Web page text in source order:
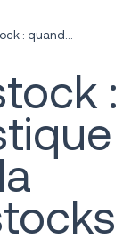
Ruptures de stock : quand la logistique amont réduit la visibilité des stocks
: